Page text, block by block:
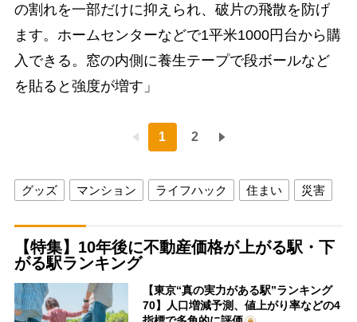
の割れを一部だけに抑えられ、破片の飛散を防げ
ます。ホームセンターなどで1平米1000円台から購
入できる。窓の内側に養生テープで段ボールなど
を貼ると強度が増す」
1 2
グッズ マンション ライフハック 住まい 災害
【特集】10年後に不動産価格が上がる駅・下
がる駅ランキング
【東京“真の実力がある駅”ランキング
70】人口増減予測、値上がり率などの4